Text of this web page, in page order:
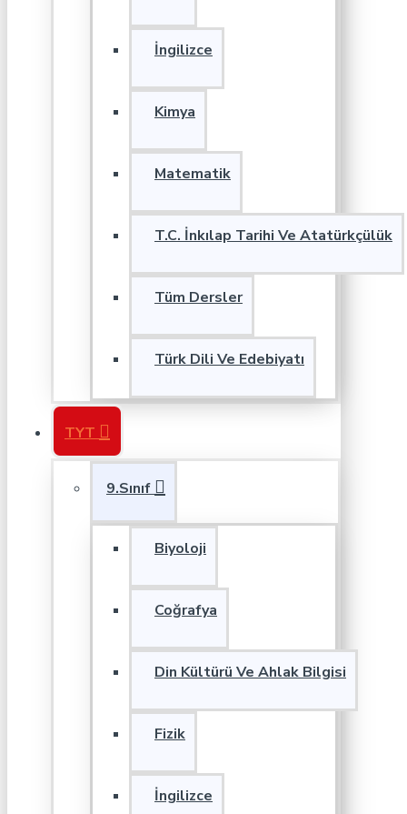
İngilizce
Kimya
Matematik
T.C. İnkılap Tarihi Ve Atatürkçülük
Tüm Dersler
Türk Dili Ve Edebiyatı
TYT
9.Sınıf
Biyoloji
Coğrafya
Din Kültürü Ve Ahlak Bilgisi
Fizik
İngilizce